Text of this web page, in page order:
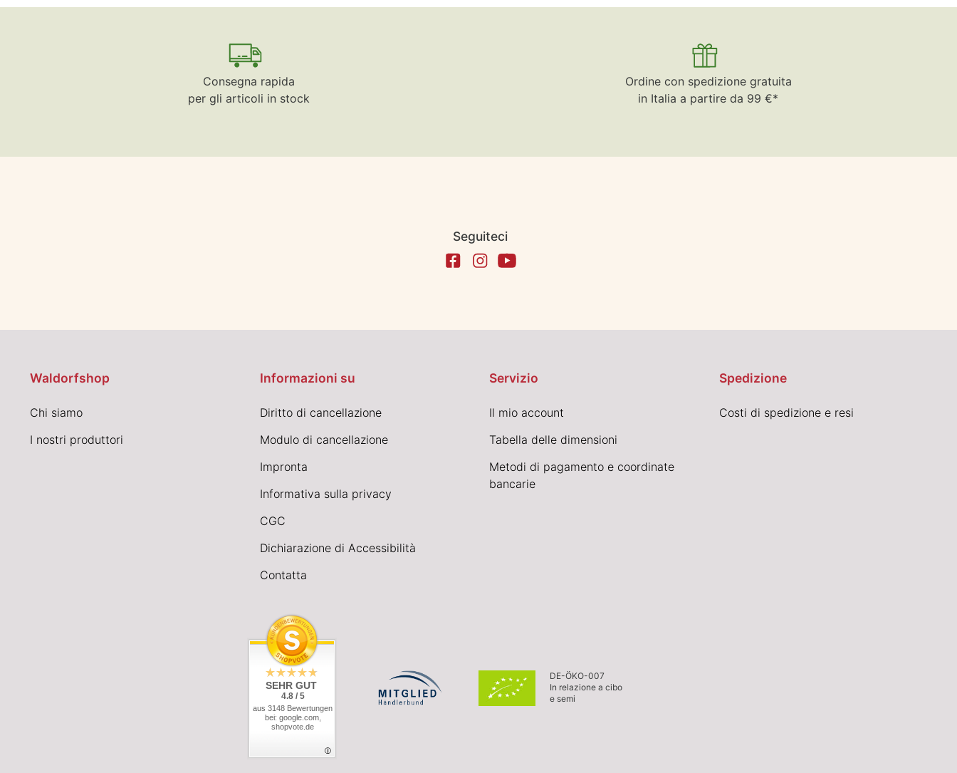
Consegna rapida
per gli articoli in stock
Ordine con spedizione gratuita
in Italia a partire da 99 €*
Seguiteci
Waldorfshop
Chi siamo
I nostri produttori
Informazioni su
Diritto di cancellazione
Modulo di cancellazione
Impronta
Informativa sulla privacy
CGC
Dichiarazione di Accessibilità
Contatta
Servizio
Il mio account
Tabella delle dimensioni
Metodi di pagamento e coordinate
bancarie
Spedizione
Costi di spedizione e resi
SEHR GUT
4.8 / 5
aus 3148 Bewertungen
bei: google.com,
shopvote.de
DE-ÖKO-007
In relazione a cibo
e semi